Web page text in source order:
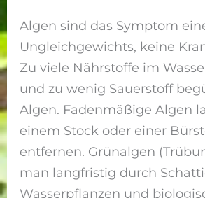
Algen sind das Symptom
Ungleichgewichts, keine
Zu viele Nährstoffe im
und zu wenig Sauerstoff
Algen. Fadenmäßige Algen
einem Stock oder einer
entfernen. Grünalgen
man langfristig durch
Wasserpflanzen und